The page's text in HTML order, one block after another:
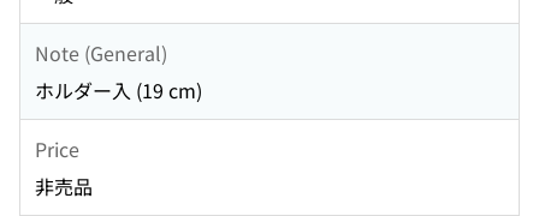
Note (General)
ホルダー入 (19 cm)
Price
非売品